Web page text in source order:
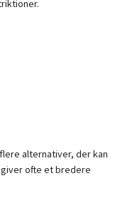
alternativer, der kan
ofte et bredere